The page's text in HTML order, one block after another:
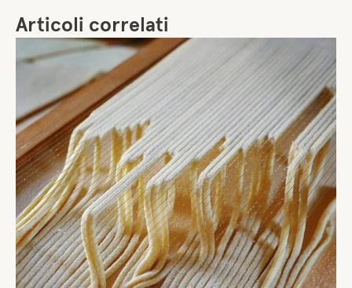
Articoli correlati